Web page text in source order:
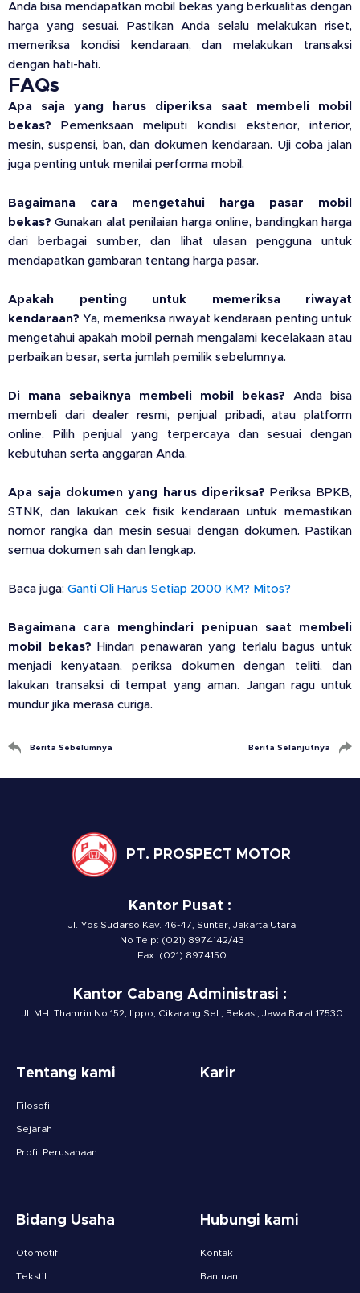
Anda bisa mendapatkan mobil bekas yang berkualitas dengan
harga yang sesuai. Pastikan Anda selalu melakukan riset,
memeriksa kondisi kendaraan, dan melakukan transaksi
dengan hati-hati.
FAQs
Apa saja yang harus diperiksa saat membeli mobil
bekas? Pemeriksaan meliputi kondisi eksterior, interior,
mesin, suspensi, ban, dan dokumen kendaraan. Uji coba jalan
juga penting untuk menilai performa mobil.
Bagaimana cara mengetahui harga pasar mobil
bekas? Gunakan alat penilaian harga online, bandingkan harga
dari berbagai sumber, dan lihat ulasan pengguna untuk
mendapatkan gambaran tentang harga pasar.
Apakah penting untuk memeriksa riwayat
kendaraan? Ya, memeriksa riwayat kendaraan penting untuk
mengetahui apakah mobil pernah mengalami kecelakaan atau
perbaikan besar, serta jumlah pemilik sebelumnya.
Di mana sebaiknya membeli mobil bekas? Anda bisa
membeli dari dealer resmi, penjual pribadi, atau platform
online. Pilih penjual yang terpercaya dan sesuai dengan
kebutuhan serta anggaran Anda.
Apa saja dokumen yang harus diperiksa? Periksa BPKB,
STNK, dan lakukan cek fisik kendaraan untuk memastikan
nomor rangka dan mesin sesuai dengan dokumen. Pastikan
semua dokumen sah dan lengkap.
Baca juga: Ganti Oli Harus Setiap 2000 KM? Mitos?
Bagaimana cara menghindari penipuan saat membeli
mobil bekas? Hindari penawaran yang terlalu bagus untuk
menjadi kenyataan, periksa dokumen dengan teliti, dan
lakukan transaksi di tempat yang aman. Jangan ragu untuk
mundur jika merasa curiga.
Berita Sebelumnya Berita Selanjutnya
PT. PROSPECT MOTOR
Kantor Pusat :
Jl. Yos Sudarso Kav. 46-47, Sunter, Jakarta Utara
No Telp: (021) 8974142/43
Fax: (021) 8974150
Kantor Cabang Administrasi :
Jl. MH. Thamrin No.152, lippo, Cikarang Sel., Bekasi, Jawa Barat 17530
Tentang kami
Filosofi
Sejarah
Profil Perusahaan
Karir
Bidang Usaha
Otomotif
Tekstil
Hubungi kami
Kontak
Bantuan